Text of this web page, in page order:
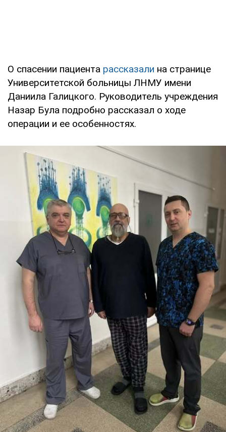
О спасении пациента рассказали на странице
Университетской больницы ЛНМУ имени
Даниила Галицкого. Руководитель учреждения
Назар Була подробно рассказал о ходе
операции и ее особенностях.